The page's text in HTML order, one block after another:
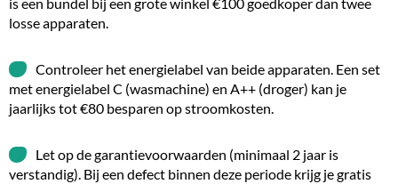
losse apparaten.
Controleer het energielabel van beide apparaten. Een set
met energielabel C (wasmachine) en A++ (droger) kan je
jaarlijks tot €80 besparen op stroomkosten.
Let op de garantievoorwaarden (minimaal 2 jaar is
verstandig). Bij een defect binnen deze periode krijg je gratis